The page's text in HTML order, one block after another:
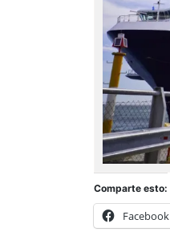
Comparte esto:
Facebook